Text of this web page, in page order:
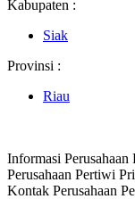
Kabupaten :
Siak
Provinsi :
Riau
Informasi
Perusahaan Pertiwi
Kontak Perusahaan